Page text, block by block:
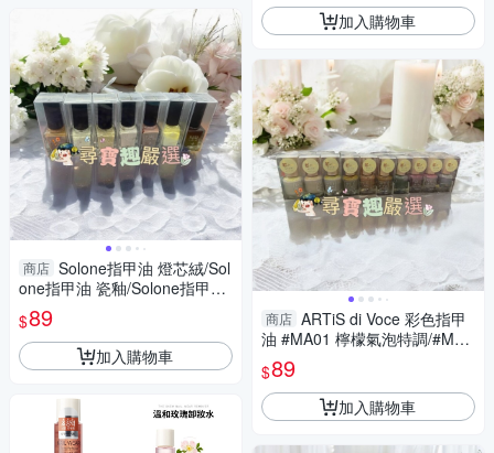
商店 Solone指甲油 燈芯絨/Sol
one指甲油 瓷釉/Solone指甲油
陶坯/Solone指甲油 亞麻布/Sol
one指甲油 古董蕾絲/
$89
加入購物車
加入購物車
商店 ARTiS di Voce 彩色指甲
油 #MA01 檸檬氣泡特調/#MA0
2 核果香草奶茶/#MA03 芝麻鮮
奶慕斯/#MA04 榛果摩卡脆脆/
$89
加入購物車